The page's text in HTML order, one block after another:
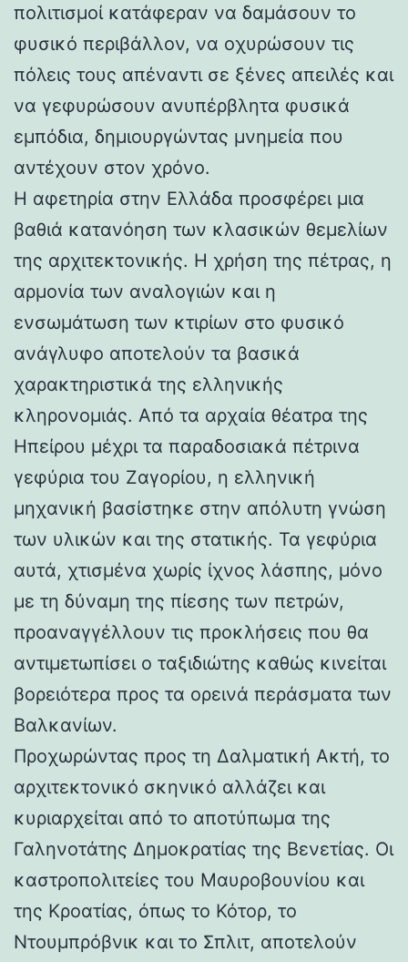
πολιτισμοί κατάφεραν να δαμάσουν το
φυσικό περιβάλλον, να οχυρώσουν τις
πόλεις τους απέναντι σε ξένες απειλές και
να γεφυρώσουν ανυπέρβλητα φυσικά
εμπόδια, δημιουργώντας μνημεία που
αντέχουν στον χρόνο.
Η αφετηρία στην Ελλάδα προσφέρει μια
βαθιά κατανόηση των κλασικών θεμελίων
της αρχιτεκτονικής. Η χρήση της πέτρας, η
αρμονία των αναλογιών και η
ενσωμάτωση των κτιρίων στο φυσικό
ανάγλυφο αποτελούν τα βασικά
χαρακτηριστικά της ελληνικής
κληρονομιάς. Από τα αρχαία θέατρα της
Ηπείρου μέχρι τα παραδοσιακά πέτρινα
γεφύρια του Ζαγορίου, η ελληνική
μηχανική βασίστηκε στην απόλυτη γνώση
των υλικών και της στατικής. Τα γεφύρια
αυτά, χτισμένα χωρίς ίχνος λάσπης, μόνο
με τη δύναμη της πίεσης των πετρών,
προαναγγέλλουν τις προκλήσεις που θα
αντιμετωπίσει ο ταξιδιώτης καθώς κινείται
βορειότερα προς τα ορεινά περάσματα των
Βαλκανίων.
Προχωρώντας προς τη Δαλματική Ακτή, το
αρχιτεκτονικό σκηνικό αλλάζει και
κυριαρχείται από το αποτύπωμα της
Γαληνοτάτης Δημοκρατίας της Βενετίας. Οι
καστροπολιτείες του Μαυροβουνίου και
της Κροατίας, όπως το Κότορ, το
Ντουμπρόβνικ και το Σπλιτ, αποτελούν